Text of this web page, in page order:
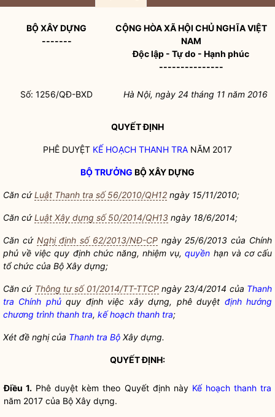
BỘ XÂY DỰNG
-------
CỘNG HÒA XÃ HỘI CHỦ NGHĨA VIỆT
NAM
Độc lập - Tự do - Hạnh phúc
---------------
Số: 1256/QĐ-BXD Hà Nội, ngày 24 tháng 11 năm 2016
QUYẾT ĐỊNH
PHÊ DUYỆT KẾ HOẠCH THANH TRA NĂM 2017
BỘ TRƯỞNG BỘ XÂY DỰNG
Căn cứLuật Thanh tra số 56/2010/QH12 ngày 15/11/2010;
Căn cứLuật Xây dựng số 50/2014/QH13 ngày 18/6/2014;
Căn cứ Nghị định số 62/2013/NĐ-CPngày 25/6/2013 của Chính
phủ về việc quy định chức năng, nhiệm vụ,quyền hạn và cơ cấu
tổ chức của Bộ Xây dựng;
Căn cứ Thông tư số 01/2014/TT-TTCPngày 23/4/2014 của Thanh
tra Chính phủquy định việc xây dựng, phê duyệt định hướng
chương trình thanh tra, kế hoạch thanh tra;
Xét đề nghị của Thanh tra Bộ Xây dựng.
QUYẾT ĐỊNH:
Điều 1. Phê duyệt kèm theo Quyết định này Kế hoạch thanh tra
năm 2017 của Bộ Xây dựng.